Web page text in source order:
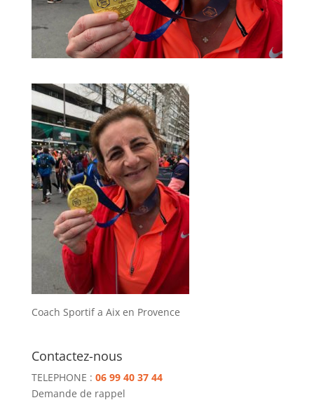
Coach Sportif a Aix en Provence
Contactez-nous
TELEPHONE : 06 99 40 37 44
Demande de rappel